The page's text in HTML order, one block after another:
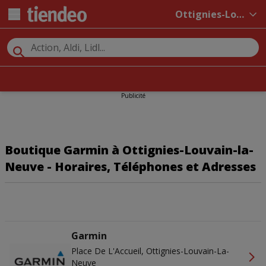
Ottignies-Louvain-la-Neuve
Publicité
Boutique Garmin à Ottignies-Louvain-la-
Neuve - Horaires, Téléphones et Adresses
Garmin
Place De L'Accueil, Ottignies-Louvain-La-
Neuve